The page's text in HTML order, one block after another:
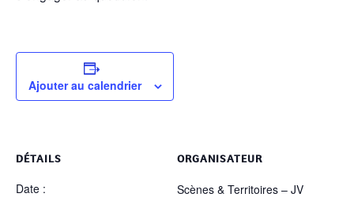
Ajouter au calendrier
DÉTAILS
Date :
ORGANISATEUR
Scènes & Territoires – JV